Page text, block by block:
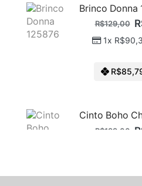
Brinco Donna
R$129,00
1x R$
R$
R$199,00
R$